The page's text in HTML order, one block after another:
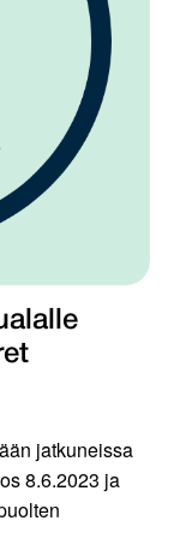
jatkuneissa
8.6.2023 ja